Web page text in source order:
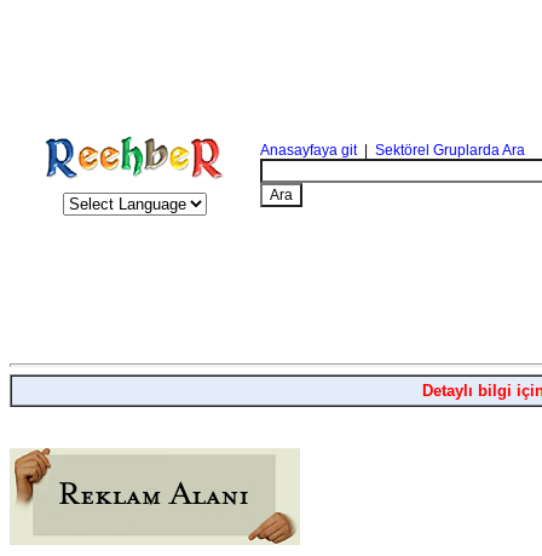
Anasayfaya git| Sektörel Gruplarda Ara
Detaylı bilgi